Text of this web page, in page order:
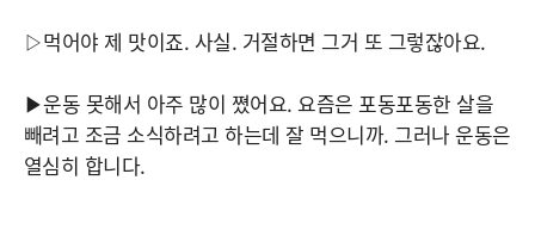
▷먹어야 제 맛이죠. 사실. 거절하면 그거 또 그렇잖아요.
▶운동 못해서 아주 많이 쪘어요. 요즘은 포동포동한 살을
빼려고 조금 소식하려고 하는데 잘 먹으니까. 그러나 운동은
열심히 합니다.